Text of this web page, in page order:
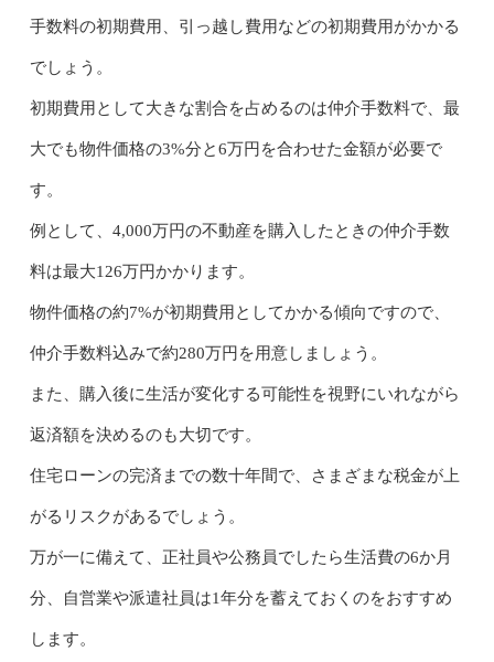
手数料の初期費用、引っ越し費用などの初期費用がかかる
でしょう。
初期費用として大きな割合を占めるのは仲介手数料で、最
大でも物件価格の3%分と6万円を合わせた金額が必要で
す。
例として、4,000万円の不動産を購入したときの仲介手数
料は最大126万円かかります。
物件価格の約7%が初期費用としてかかる傾向ですので、
仲介手数料込みで約280万円を用意しましょう。
また、購入後に生活が変化する可能性を視野にいれながら
返済額を決めるのも大切です。
住宅ローンの完済までの数十年間で、さまざまな税金が上
がるリスクがあるでしょう。
万が一に備えて、正社員や公務員でしたら生活費の6か月
分、自営業や派遣社員は1年分を蓄えておくのをおすすめ
します。